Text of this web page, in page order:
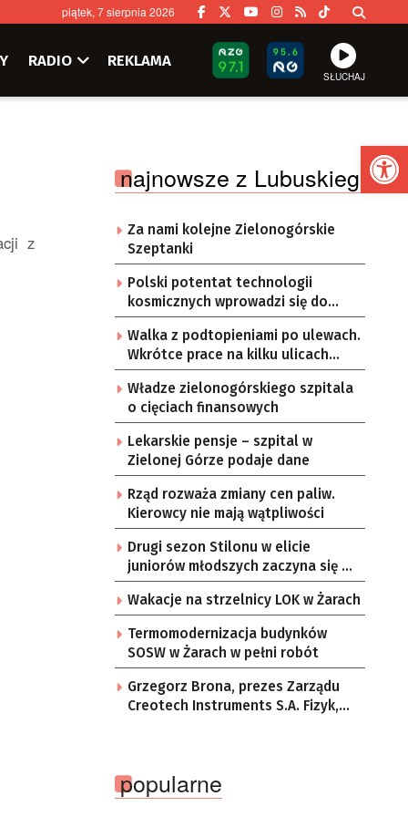
piątek, 7 sierpnia 2026
RADIO REKLAMA
SŁUCHAJ
z
najnowsze z Lubuskiego
Za nami kolejne Zielonogórskie
Szeptanki
Polski potentat technologii
kosmicznych wprowadzi się do
Zielonej Góry
Walka z podtopieniami po ulewach.
Wkrótce prace na kilku ulicach
Gorzowa
Władze zielonogórskiego szpitala
o cięciach finansowych
Lekarskie pensje – szpital w
Zielonej Górze podaje dane
Rząd rozważa zmiany cen paliw.
Kierowcy nie mają wątpliwości
Drugi sezon Stilonu w elicie
juniorów młodszych zaczyna się w
sobotę
Wakacje na strzelnicy LOK w Żarach
Termomodernizacja budynków
SOSW w Żarach w pełni robót
Grzegorz Brona, prezes Zarządu
Creotech Instruments S.A. Fizyk,
habilitowany nauk fizycznych,
koordynator Rady Sektorowej ds.
popularne